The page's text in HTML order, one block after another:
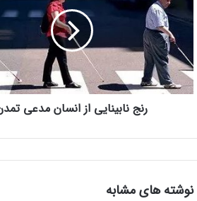
رنج نابینایی از انسان مدعی
نوشته های مشابه